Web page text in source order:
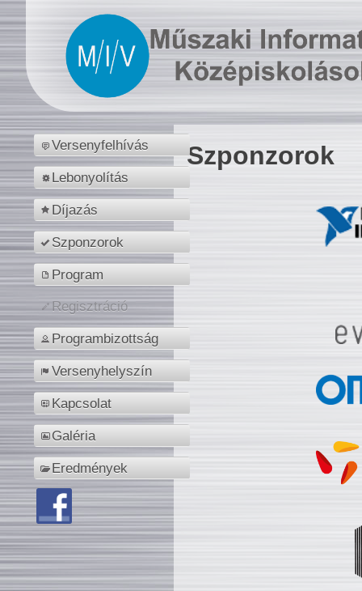
Versenyfelhívás
Lebonyolítás
Díjazás
Szponzorok
Program
Regisztráció
Programbizottság
Versenyhelyszín
Kapcsolat
Galéria
Eredmények
Szponzorok